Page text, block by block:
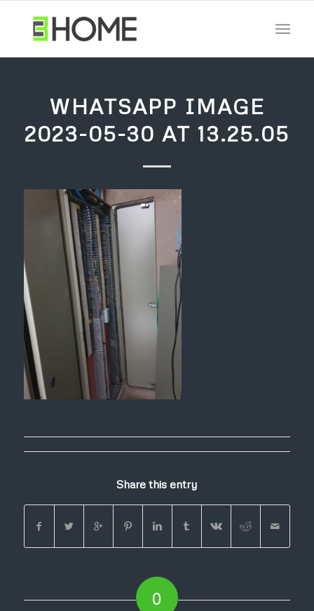
WHATSAPP IMAGE
2023-05-30 AT 13.25.05
Share this entry
0